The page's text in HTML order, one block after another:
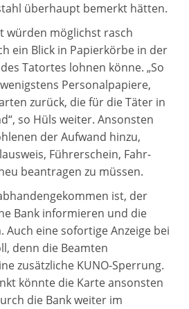
überhaupt bemerkt hätten.
würden möglichst rasch
ein Blick in Papierkörbe in der
Tatortes lohnen könne. „So
Personalpapiere,
zurück, die für die Täter in
so Hüls weiter. Ansonsten
der Aufwand hinzu,
Führerschein, Fahr-
beantragen zu müssen.
ist, der
Bank informieren und die
Auch eine sofortige Anzeige bei
denn die Beamten
zusätzliche KUNO-Sperrung.
könnte die Karte ansonsten
die Bank weiter im